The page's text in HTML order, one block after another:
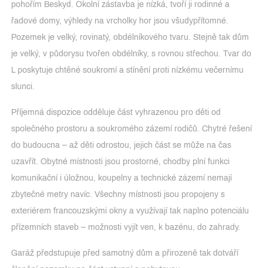
pohořím Beskyd. Okolní zástavba je nízká, tvoří ji rodinné a
řadové domy, výhledy na vrcholky hor jsou všudypřítomné.
Pozemek je velký, rovinatý, obdélníkového tvaru. Stejně tak dům
je velký, v půdorysu tvořen obdélníky, s rovnou střechou. Tvar do
L poskytuje chtěné soukromí a stínění proti nízkému večernímu
slunci.
Příjemná dispozice odděluje část vyhrazenou pro děti od
společného prostoru a soukromého zázemí rodičů. Chytré řešení
do budoucna – až děti odrostou, jejich část se může na čas
uzavřít. Obytné místnosti jsou prostorné, chodby plní funkci
komunikační i úložnou, koupelny a technické zázemí nemají
zbytečné metry navíc. Všechny místnosti jsou propojeny s
exteriérem francouzskými okny a využívají tak naplno potenciálu
přízemních staveb – možnosti vyjít ven, k bazénu, do zahrady.
Garáž předstupuje před samotný dům a přirozeně tak dotváří